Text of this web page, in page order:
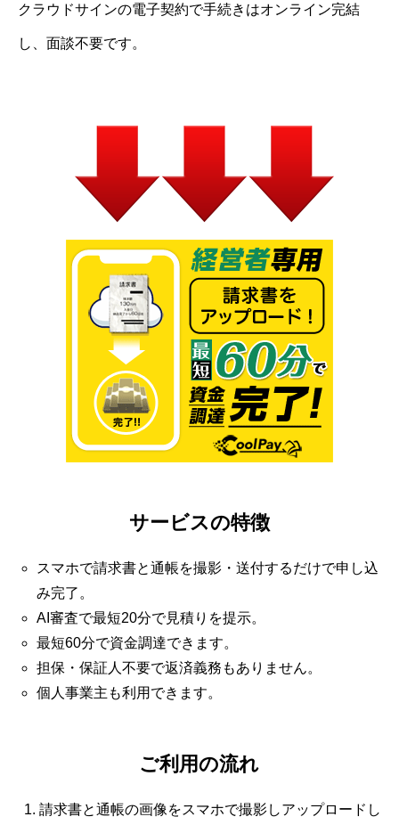
クラウドサインの電子契約で手続きはオンライン完結
し、面談不要です。
サービスの特徴
スマホで請求書と通帳を撮影・送付するだけで申し込
み完了。
AI審査で最短20分で見積りを提示。
最短60分で資金調達できます。
担保・保証人不要で返済義務もありません。
個人事業主も利用できます。
ご利用の流れ
請求書と通帳の画像をスマホで撮影しアップロードし